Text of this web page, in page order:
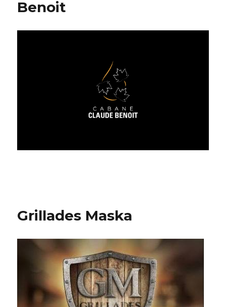
Benoit
Grillades Maska